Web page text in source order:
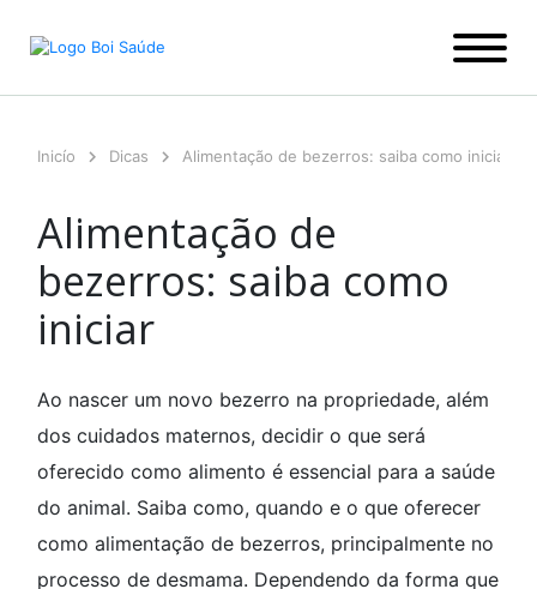
para
Inicío Dicas Alimentação de bezerros: saiba como iniciar
Alimentação de
bezerros: saiba como
iniciar
Ao nascer um novo bezerro na propriedade, além
dos cuidados maternos, decidir o que será
oferecido como alimento é essencial para a saúde
do animal. Saiba como, quando e o que oferecer
como alimentação de bezerros, principalmente no
processo de desmama. Dependendo da forma que